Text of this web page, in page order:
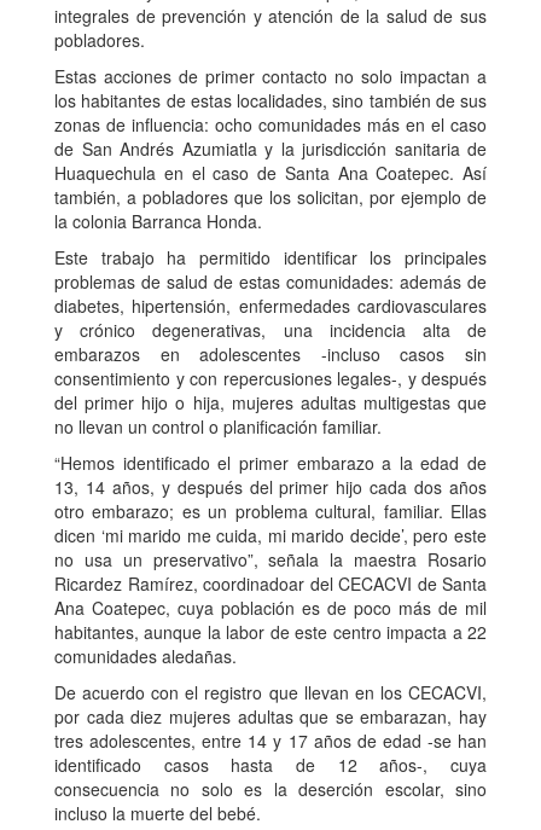
integrales de prevención y atención de la salud de sus
pobladores.
Estas acciones de primer contacto no solo impactan a
los habitantes de estas localidades, sino también de sus
zonas de influencia: ocho comunidades más en el caso
de San Andrés Azumiatla y la jurisdicción sanitaria de
Huaquechula en el caso de Santa Ana Coatepec. Así
también, a pobladores que los solicitan, por ejemplo de
la colonia Barranca Honda.
Este trabajo ha permitido identificar los principales
problemas de salud de estas comunidades: además de
diabetes, hipertensión, enfermedades cardiovasculares
y crónico degenerativas, una incidencia alta de
embarazos en adolescentes -incluso casos sin
consentimiento y con repercusiones legales-, y después
del primer hijo o hija, mujeres adultas multigestas que
no llevan un control o planificación familiar.
“Hemos identificado el primer embarazo a la edad de
13, 14 años, y después del primer hijo cada dos años
otro embarazo; es un problema cultural, familiar. Ellas
dicen ‘mi marido me cuida, mi marido decide’, pero este
no usa un preservativo”, señala la maestra Rosario
Ricardez Ramírez, coordinadoar del CECACVI de Santa
Ana Coatepec, cuya población es de poco más de mil
habitantes, aunque la labor de este centro impacta a 22
comunidades aledañas.
De acuerdo con el registro que llevan en los CECACVI,
por cada diez mujeres adultas que se embarazan, hay
tres adolescentes, entre 14 y 17 años de edad -se han
identificado casos hasta de 12 años-, cuya
consecuencia no solo es la deserción escolar, sino
incluso la muerte del bebé.